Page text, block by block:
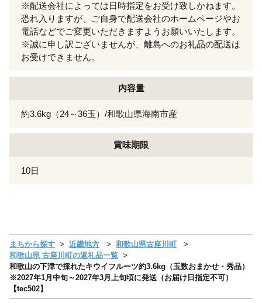
※配送会社によっては日時指定をお受け致しかねます。
恐れ入りますが、ご自身で配送会社のホームページやお
電話などでご変更いただきますようお願いいたします。
※誠に申し訳ございませんが、離島へのお礼品の配送は
お受けできません。
内容量
約3.6kg（24～36玉）/和歌山県海南市産
賞味期限
10日
まちから探す 近畿地方
和歌山県古座川町
和歌山県 古座川町の返礼品一覧
和歌山の下津で採れたキウイフルーツ約3.6kg（玉数おまかせ・秀品）
※2027年1月中旬～2027年3月上旬頃に発送（お届け日指定不可）
【tec502】